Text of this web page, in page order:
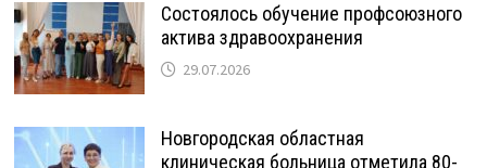
Состоялось обучение профсоюзного
актива здравоохранения
29.07.2026
Новгородская областная
клиническая больница отметила 80-